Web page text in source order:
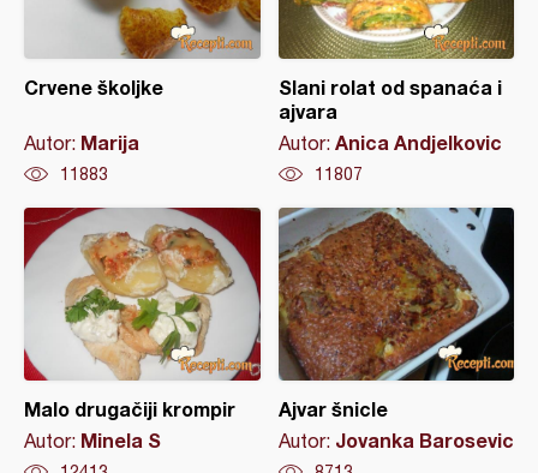
Crvene školjke
Autor: Marija
11883
Slani rolat od spanaća i
ajvara
Autor: Anica Andjelkovic
11807
Malo drugačiji krompir
Autor: Minela S
Ajvar šnicle
Autor: Jovanka Barosevic